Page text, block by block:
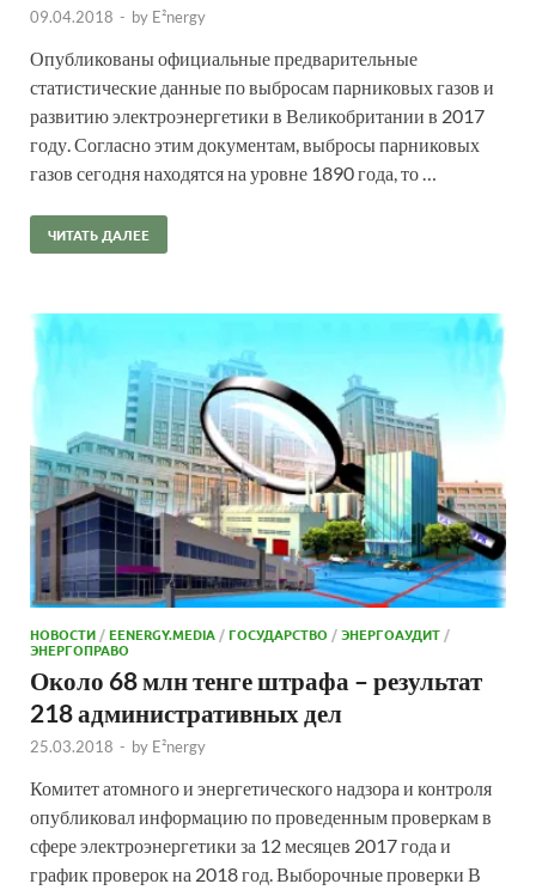
09.04.2018 - by E²nergy
Опубликованы официальные предварительные
статистические данные по выбросам парниковых газов и
развитию электроэнергетики в Великобритании в 2017
году. Согласно этим документам, выбросы парниковых
газов сегодня находятся на уровне 1890 года, то …
ЧИТАТЬ ДАЛЕЕ
НОВОСТИ/EENERGY.MEDIA/ГОСУДАРСТВО /ЭНЕРГОАУДИТ/
ЭНЕРГОПРАВО
Около 68 млн тенге штрафа – результат
218 административных дел
25.03.2018 - by E²nergy
Комитет атомного и энергетического надзора и контроля
опубликовал информацию по проведенным проверкам в
сфере электроэнергетики за 12 месяцев 2017 года и
график проверок на 2018 год. Выборочные проверки В